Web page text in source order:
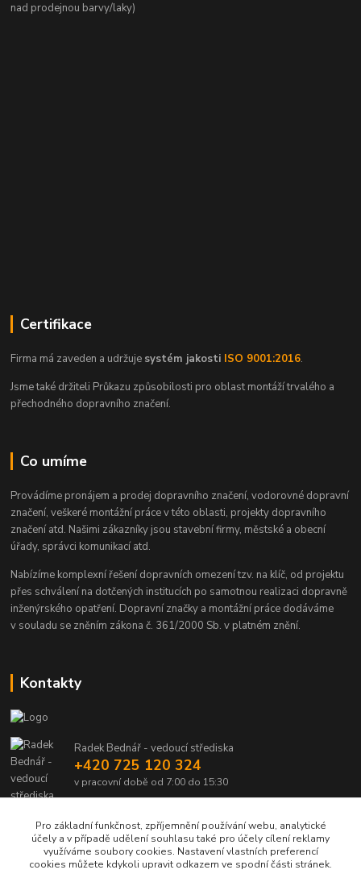
nad prodejnou barvy/laky)
Certifikace
Firma má zaveden a udržuje systém jakosti ISO 9001:2016.
Jsme také držiteli Průkazu způsobilosti pro oblast montáží trvalého a
přechodného dopravního značení.
Co umíme
Provádíme pronájem a prodej dopravního značení, vodorovné dopravní
značení, veškeré montážní práce v této oblasti, projekty dopravního
značení atd. Našimi zákazníky jsou stavební firmy, městské a obecní
úřady, správci komunikací atd.
Nabízíme komplexní řešení dopravních omezení tzv. na klíč, od projektu
přes schválení na dotčených institucích po samotnou realizaci dopravně
inženýrského opatření. Dopravní značky a montážní práce dodáváme
v souladu se zněním zákona č. 361/2000 Sb. v platném znění.
Kontakty
Radek Bednář - vedoucí střediska
+420 725 120 324
v pracovní době od 7:00 do 15:30
Pro základní funkčnost, zpříjemnění používání webu, analytické
účely a v případě udělení souhlasu také pro účely cílení reklamy
využíváme soubory cookies. Nastavení vlastních preferencí
cookies můžete kdykoli upravit odkazem ve spodní části stránek.